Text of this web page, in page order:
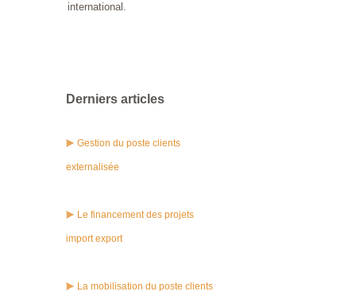
international.
Derniers articles
Gestion du poste clients
externalisée
Le financement des projets
import export
La mobilisation du poste clients